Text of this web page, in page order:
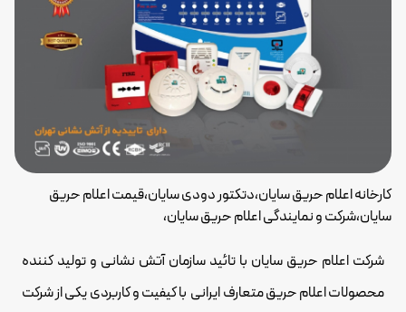
کارخانه اعلام حریق سایان،دتکتور دودی سایان،قیمت اعلام حریق
سایان،شرکت و نمایندگی اعلام حریق سایان،
شرکت اعلام حریق سایان با تائید سازمان آتش نشانی و تولید کننده
محصولات اعلام حریق متعارف ایرانی با کیفیت و کاربردی یکی از شرکت